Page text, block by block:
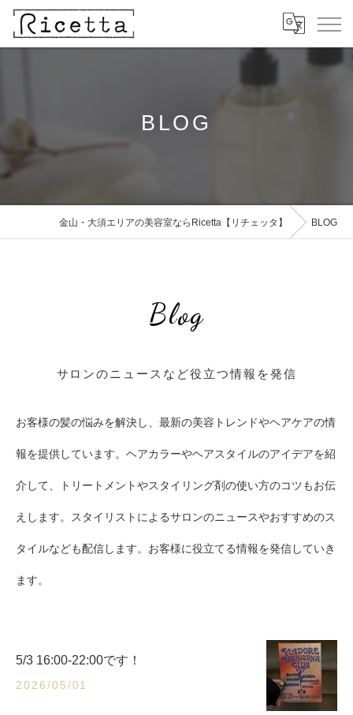
BLOG
金山・大須エリアの美容室ならRicetta【リチェッタ】 BLOG
Blog
サロンのニュースなど役立つ情報を発信
お客様の髪の悩みを解決し、最新の美容トレンドやヘアケアの情
報を提供しています。ヘアカラーやヘアスタイルのアイデアを紹
介して、トリートメントやスタイリング剤の使い方のコツもお伝
えします。スタイリストによるサロンのニュースやおすすめのス
タイルなども配信します。お客様に役立てる情報を発信していき
ます。
5/3 16:00-22:00です！
2026/05/01